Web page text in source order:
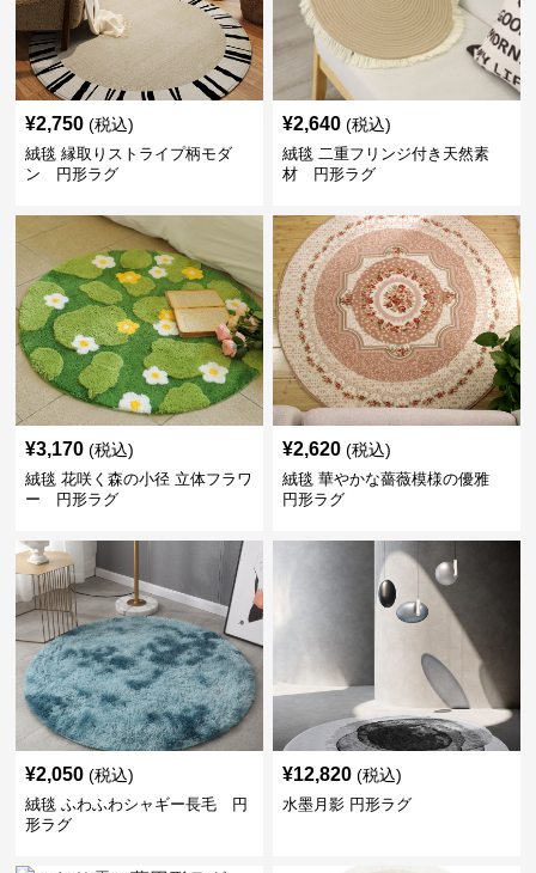
¥2,750 (税込)
絨毯 縁取りストライプ柄モダ
ン 円形ラグ
¥2,640 (税込)
絨毯 二重フリンジ付き天然素
材 円形ラグ
¥3,170 (税込)
絨毯 花咲く森の小径 立体フラワ
ー 円形ラグ
¥2,620 (税込)
絨毯 華やかな薔薇模様の優雅
円形ラグ
¥2,050 (税込)
絨毯 ふわふわシャギー長毛 円
形ラグ
¥12,820 (税込)
水墨月影 円形ラグ